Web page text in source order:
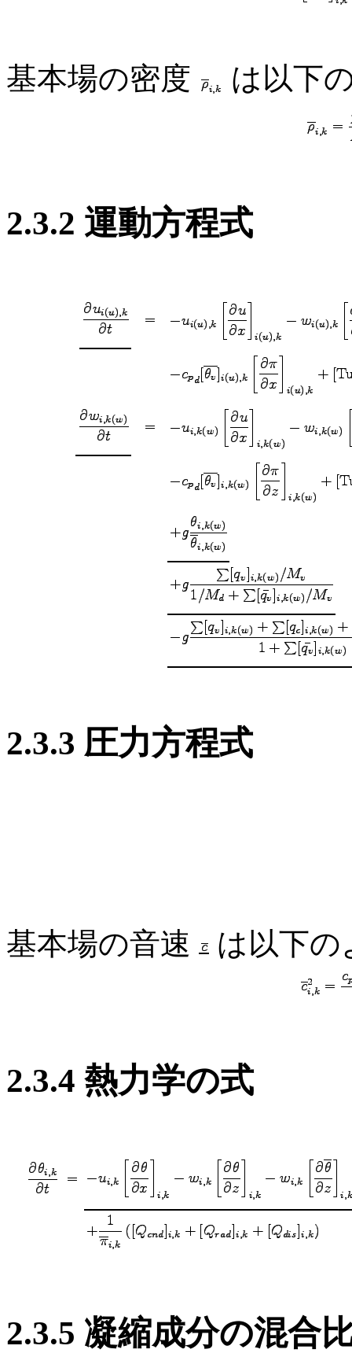
基本場の密度 は以下
2.3.2 運動方程式
2.3.3 圧力方程式
基本場の音速 は以下の
2.3.4 熱力学の式
2.3.5 凝縮成分の混合